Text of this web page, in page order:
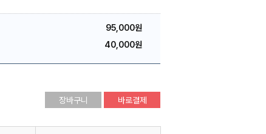
95,000원
40,000원
장바구니 바로결제